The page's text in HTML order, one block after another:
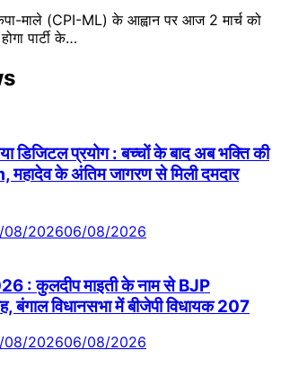
माले (CPI-ML) के आह्वान पर आज 2 मार्च को
पार्टी के…
डिजिटल प्रयोग : बच्चों के बाद अब भक्ति की
महादेव के अंतिम जागरण से मिली दमदार
08/202606/08/2026
: कुलदीप माइती के नाम से BJP
बंगाल विधानसभा में बीजेपी विधायक 207
08/202606/08/2026